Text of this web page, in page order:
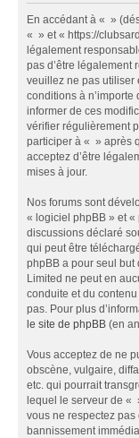
En accédant à « »
« » et « https://
légalement
pas d’être légalement
veuillez ne pas utiliser
conditions à
informer de ces
vérifier régulièrement
participer à « » après
acceptez d’être
mises à jour.
Nos forums sont
« logiciel phpBB » et
discussions déclaré
qui peut être
phpBB a pour seul but
Limited ne peut en
conduite et du
pas. Pour plus
le site de phpBB (en
Vous acceptez de ne
obscène, vulgaire,
etc. qui pourrait
lequel le serveur de «
vous ne respectez
bannissement